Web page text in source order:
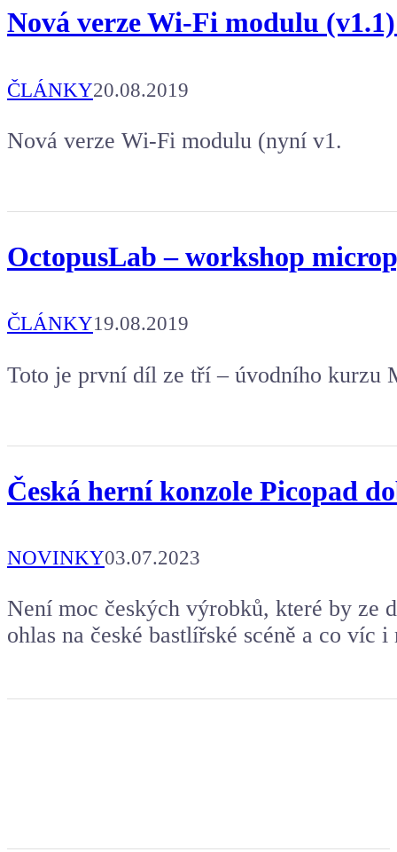
Nová verze Wi-Fi modulu
ČLÁNKY20.08.2019
Nová verze Wi-Fi modulu (nyní v1.
OctopusLab – workshop
ČLÁNKY19.08.2019
Toto je první díl ze tří – úvodního kurzu
Česká herní konzole Picopad
NOVINKY03.07.2023
Není moc českých výrobků, které by ze
ohlas na české bastlířské scéně a co